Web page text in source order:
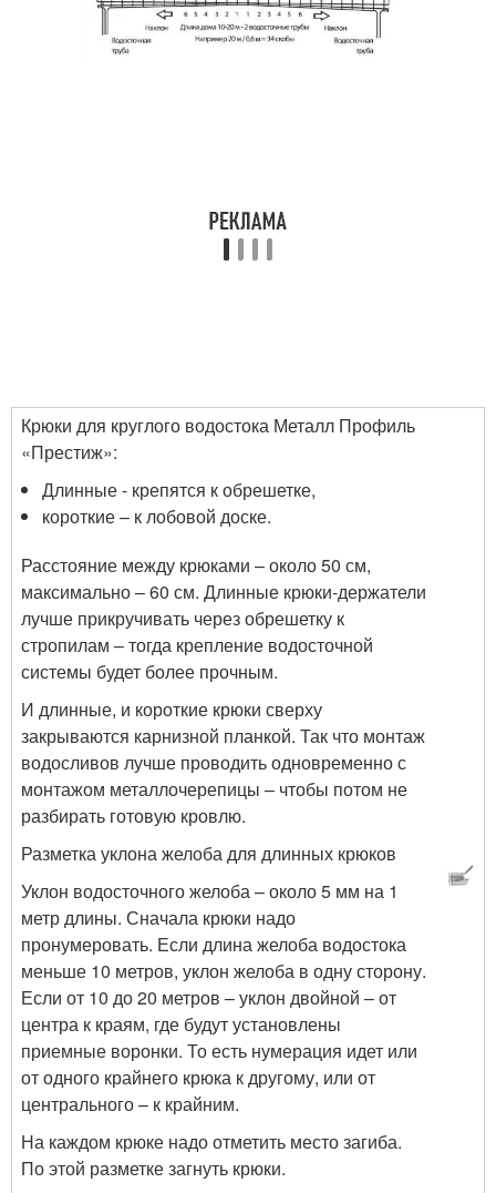
Крюки для круглого водостока Металл Профиль
«Престиж»:
Длинные - крепятся к обрешетке,
короткие – к лобовой доске.
Расстояние между крюками – около 50 см,
максимально – 60 см. Длинные крюки-держатели
лучше прикручивать через обрешетку к
стропилам – тогда крепление водосточной
системы будет более прочным.
И длинные, и короткие крюки сверху
закрываются карнизной планкой. Так что монтаж
водосливов лучше проводить одновременно с
монтажом металлочерепицы – чтобы потом не
разбирать готовую кровлю.
Разметка уклона желоба для длинных крюков
Уклон водосточного желоба – около 5 мм на 1
метр длины. Сначала крюки надо
пронумеровать. Если длина желоба водостока
меньше 10 метров, уклон желоба в одну сторону.
Если от 10 до 20 метров – уклон двойной – от
центра к краям, где будут установлены
приемные воронки. То есть нумерация идет или
от одного крайнего крюка к другому, или от
центрального – к крайним.
На каждом крюке надо отметить место загиба.
По этой разметке загнуть крюки.